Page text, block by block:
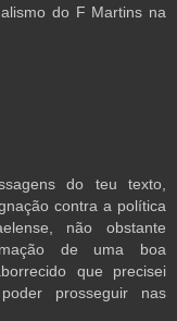
do F Martins na
do teu texto,
contra a política
não obstante
de uma boa
que precisei
prosseguir nas